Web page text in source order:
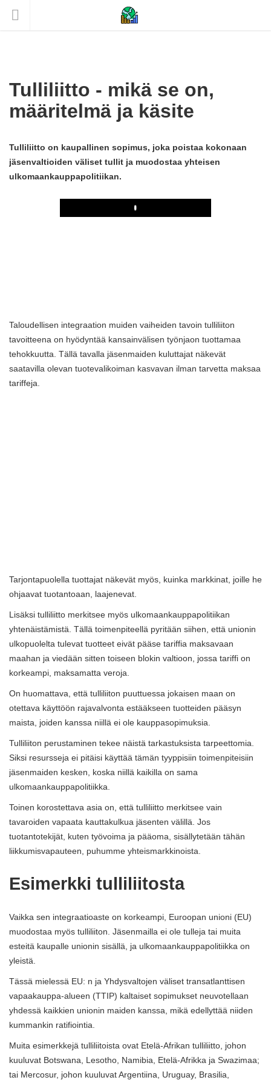
Tulliliitto - mikä se on,
määritelmä ja käsite
Tulliliitto on kaupallinen sopimus, joka poistaa kokonaan
jäsenvaltioiden väliset tullit ja muodostaa yhteisen
ulkomaankauppapolitiikan.
Play
Taloudellisen integraation muiden vaiheiden tavoin tulliliiton
tavoitteena on hyödyntää kansainvälisen työnjaon tuottamaa
tehokkuutta. Tällä tavalla jäsenmaiden kuluttajat näkevät
saatavilla olevan tuotevalikoiman kasvavan ilman tarvetta maksaa
tariffeja.
Tarjontapuolella tuottajat näkevät myös, kuinka markkinat, joille he
ohjaavat tuotantoaan, laajenevat.
Lisäksi tulliliitto merkitsee myös ulkomaankauppapolitiikan
yhtenäistämistä. Tällä toimenpiteellä pyritään siihen, että unionin
ulkopuolelta tulevat tuotteet eivät pääse tariffia maksavaan
maahan ja viedään sitten toiseen blokin valtioon, jossa tariffi on
korkeampi, maksamatta veroja.
On huomattava, että tulliliiton puuttuessa jokaisen maan on
otettava käyttöön rajavalvonta estääkseen tuotteiden pääsyn
maista, joiden kanssa niillä ei ole kauppasopimuksia.
Tulliliiton perustaminen tekee näistä tarkastuksista tarpeettomia.
Siksi resursseja ei pitäisi käyttää tämän tyyppisiin toimenpiteisiin
jäsenmaiden kesken, koska niillä kaikilla on sama
ulkomaankauppapolitiikka.
Toinen korostettava asia on, että tulliliitto merkitsee vain
tavaroiden vapaata kauttakulkua jäsenten välillä. Jos
tuotantotekijät, kuten työvoima ja pääoma, sisällytetään tähän
liikkumisvapauteen, puhumme yhteismarkkinoista.
Esimerkki tulliliitosta
Vaikka sen integraatioaste on korkeampi, Euroopan unioni (EU)
muodostaa myös tulliliiton. Jäsenmailla ei ole tulleja tai muita
esteitä kaupalle unionin sisällä, ja ulkomaankauppapolitiikka on
yleistä.
Tässä mielessä EU: n ja Yhdysvaltojen väliset transatlanttisen
vapaakauppa-alueen (TTIP) kaltaiset sopimukset neuvotellaan
yhdessä kaikkien unionin maiden kanssa, mikä edellyttää niiden
kummankin ratifiointia.
Muita esimerkkejä tulliliitoista ovat Etelä-Afrikan tulliliitto, johon
kuuluvat Botswana, Lesotho, Namibia, Etelä-Afrikka ja Swazimaa;
tai Mercosur, johon kuuluvat Argentiina, Uruguay, Brasilia,